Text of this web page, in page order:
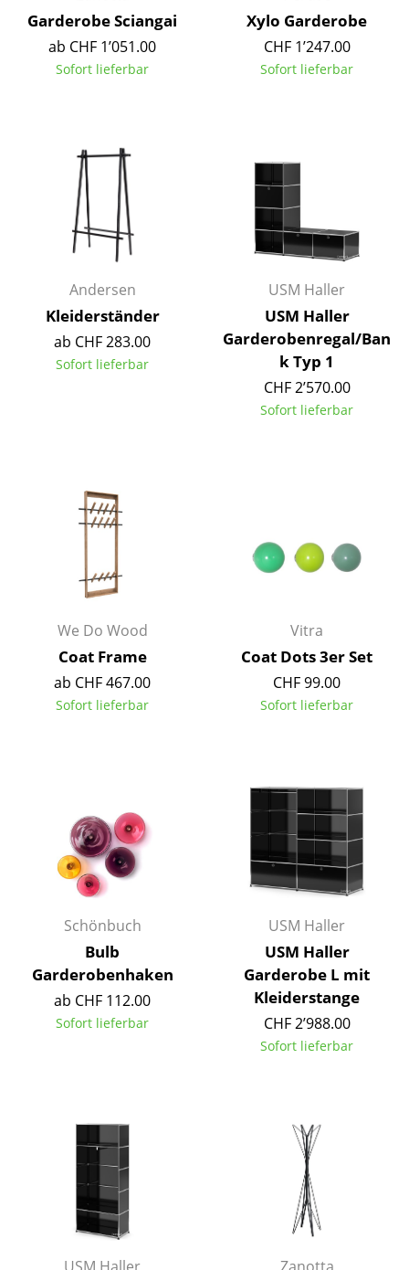
Outdoor-Leuchten
Akkuleuchten
Doppelbetten
Einzelbetten
Stapelbetten
Kinderbetten
Nachttische & Bettzubehör
... alle Betten
Figuren & Miniaturen
Tabletts
Büroutensilien
Aufbewahrungsboxen
Decken
... alle Accessoires
Räume
Zuhause
Wohnzimmer
Esszimmer
Badezimmer
Stauraum
Balkon & Garten
Garderobe Sciangai
ab CHF 1’051.00
Sofort lieferbar
Xylo Garderobe
CHF 1’247.00
Sofort lieferbar
Andersen
Kleiderständer
ab CHF 283.00
Sofort lieferbar
USM Haller
USM Haller
Garderobenregal/Ban
k Typ 1
CHF 2’570.00
Sofort lieferbar
We Do Wood
Coat Frame
ab CHF 467.00
Sofort lieferbar
Vitra
Coat Dots 3er Set
CHF 99.00
Sofort lieferbar
Schönbuch
Bulb
Garderobenhaken
ab CHF 112.00
Sofort lieferbar
USM Haller
USM Haller
Garderobe L mit
Kleiderstange
CHF 2’988.00
Sofort lieferbar
USM Haller Zanotta